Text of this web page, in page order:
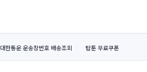
대한통운 운송장번호 배송조회 탑툰 무료쿠폰